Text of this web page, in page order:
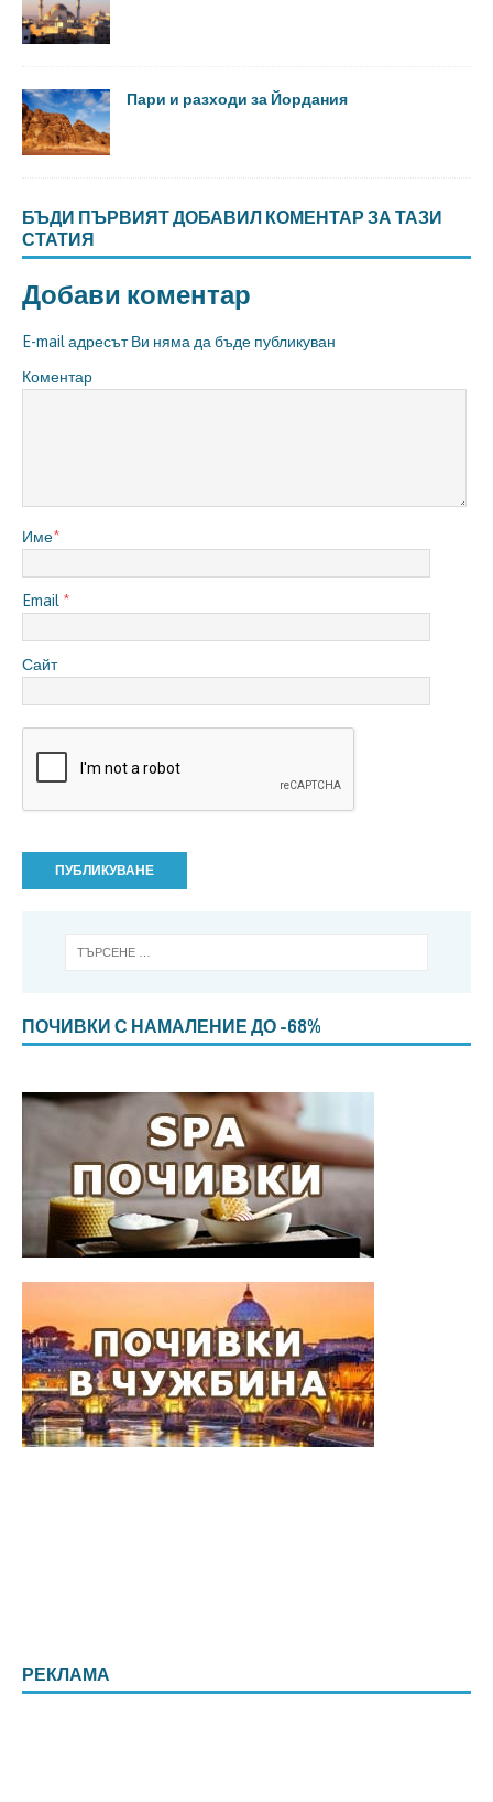
Пари и разходи за Йордания
БЪДИ ПЪРВИЯТ ДОБАВИЛ КОМЕНТАР ЗА ТАЗИ
СТАТИЯ
Добави коментар
E-mail адресът Ви няма да бъде публикуван
Коментар
Име*
Email *
Сайт
ПОЧИВКИ С НАМАЛЕНИЕ ДО -68%
РЕКЛАМА